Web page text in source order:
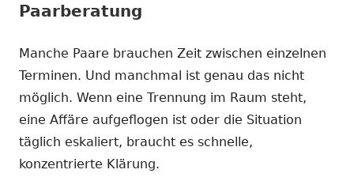
Paarberatung
Manche Paare brauchen Zeit zwischen einzelnen
Terminen. Und manchmal ist genau das nicht
möglich. Wenn eine Trennung im Raum steht,
eine Affäre aufgeflogen ist oder die Situation
täglich eskaliert, braucht es schnelle,
konzentrierte Klärung.